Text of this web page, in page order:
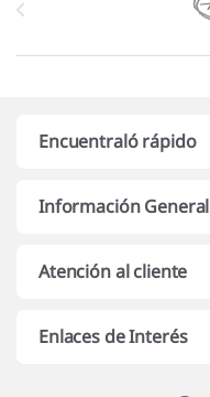
Encuentraló rápido
Información General
Atención al cliente
Enlaces de Interés